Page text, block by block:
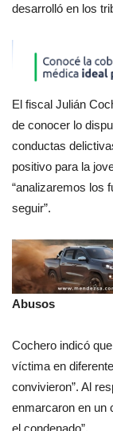
desarrolló en los
El fiscal Julián
de conocer lo
conductas
positivo para la
“analizaremos los
seguir”.
Abusos
Cochero indicó
víctima en
convivieron”. Al
enmarcaron en un
el condenado”.